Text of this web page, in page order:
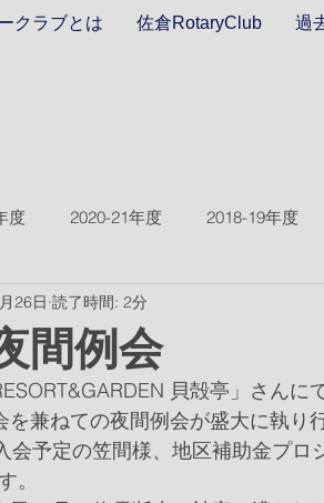
クラブとは 佐倉RotaryClub 過
度 2020-21年度 2018-19年度
度 2022-23年度
間例会
26日 読了時間: 2分
貝殻亭」さんに
兼ねての夜間例会が盛大に執り
会予定の笠間様、地区補助金プロ
。